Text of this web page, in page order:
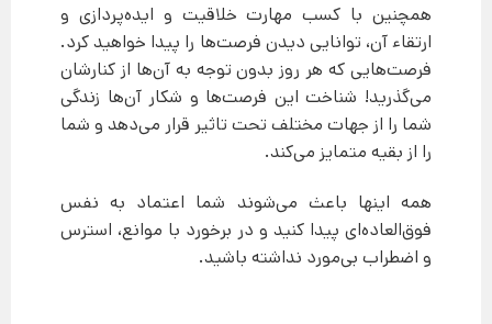
همچنین با کسب مهارت خلاقیت و ایده‌پردازی و
ارتقاء آن، توانایی دیدن فرصت‌ها را پیدا خواهید کرد.
فرصت‌هایی که هر روز بدون توجه به آن‌ها از کنارشان
می‌گذرید! شناخت این فرصت‌ها و شکار آن‌ها زندگی
شما را از جهات مختلف تحت تاثیر قرار می‌دهد و شما
را از بقیه متمایز می‌کند.
همه اینها باعث می‌شوند شما اعتماد به نفس
فوق‌العاده‌ای پیدا کنید و در برخورد با موانع، استرس
و اضطراب بی‌مورد نداشته باشید.